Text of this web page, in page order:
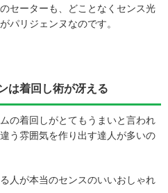
セーターも、どことなくセンス光
パリジェンヌなのです。
は着回し術が冴える
の着回しがとてもうまいと言われ
う雰囲気を作り出す達人が多いの
人が本当のセンスのいいおしゃれ